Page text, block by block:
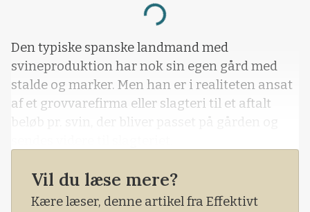
Loading...
Den typiske spanske landmand med
svineproduktion har nok sin egen gård med
stalde og marker. Men han er i realiteten ansat
af et grovvarefirma eller slagteri til et aftalt
beløb pr. svin, der bliver passet på gården og
Vil du læse mere?
Kære læser, denne artikel fra Effektivt